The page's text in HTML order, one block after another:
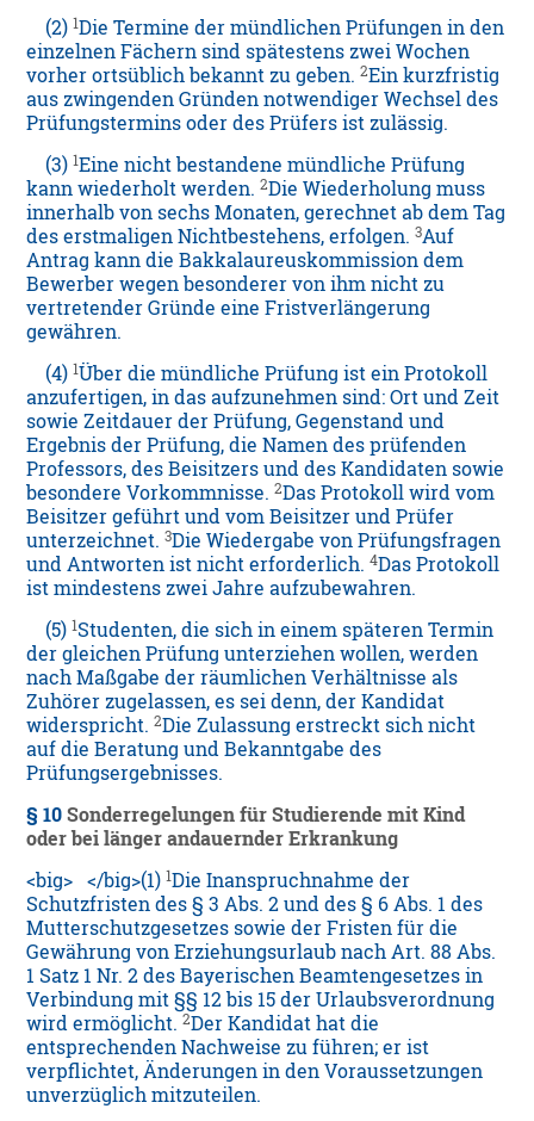
(2)1Die Termine der mündlichen Prüfungen in den
einzelnen Fächern sind spätestens zwei Wochen
vorher ortsüblich bekannt zu geben.2Ein kurzfristig
aus zwingenden Gründen notwendiger Wechsel des
Prüfungstermins oder des Prüfers ist zulässig.
(3)1Eine nicht bestandene mündliche Prüfung
kann wiederholt werden.2Die Wiederholung muss
innerhalb von sechs Monaten, gerechnet ab dem Tag
des erstmaligen Nichtbestehens, erfolgen.3Auf
Antrag kann die Bakkalaureuskommission dem
Bewerber wegen besonderer von ihm nicht zu
vertretender Gründe eine Fristverlängerung
gewähren.
(4)1Über die mündliche Prüfung ist ein Protokoll
anzufertigen, in das aufzunehmen sind: Ort und Zeit
sowie Zeitdauer der Prüfung, Gegenstand und
Ergebnis der Prüfung, die Namen des prüfenden
Professors, des Beisitzers und des Kandidaten sowie
besondere Vorkommnisse.2Das Protokoll wird vom
Beisitzer geführt und vom Beisitzer und Prüfer
unterzeichnet.3Die Wiedergabe von Prüfungsfragen
und Antworten ist nicht erforderlich.4Das Protokoll
ist mindestens zwei Jahre aufzubewahren.
(5)1Studenten, die sich in einem späteren Termin
der gleichen Prüfung unterziehen wollen, werden
nach Maßgabe der räumlichen Verhältnisse als
Zuhörer zugelassen, es sei denn, der Kandidat
widerspricht.2Die Zulassung erstreckt sich nicht
auf die Beratung und Bekanntgabe des
Prüfungsergebnisses.
§ 10 Sonderregelungen für Studierende mit Kind
oder bei länger andauernder Erkrankung
<big> </big>(1)1Die Inanspruchnahme der
Schutzfristen des § 3 Abs. 2 und des § 6 Abs. 1 des
Mutterschutzgesetzes sowie der Fristen für die
Gewährung von Erziehungsurlaub nach Art. 88 Abs.
1 Satz 1 Nr. 2 des Bayerischen Beamtengesetzes in
Verbindung mit §§ 12 bis 15 der Urlaubsverordnung
wird ermöglicht.2Der Kandidat hat die
entsprechenden Nachweise zu führen; er ist
verpflichtet, Änderungen in den Voraussetzungen
unverzüglich mitzuteilen.